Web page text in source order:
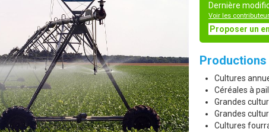
Dernière
Voir les
Proposer un
Cultures
Céréales à
Grandes
Grandes
Cultures